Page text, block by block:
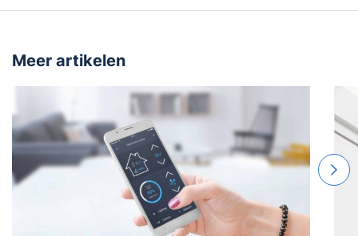
Meer artikelen